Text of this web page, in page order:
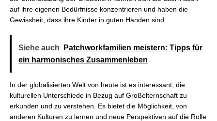
auf ihre eigenen Bedürfnisse konzentrieren und haben die
Gewissheit, dass ihre Kinder in guten Händen sind.
Siehe auch
Patchworkfamilien meistern: Tipps für
ein harmonisches Zusammenleben
In der globalisierten Welt von heute ist es interessant, die
kulturellen Unterschiede in Bezug auf Großelternschaft zu
erkunden und zu verstehen. Es bietet die Möglichkeit, von
anderen Kulturen zu lernen und neue Perspektiven auf die Rolle